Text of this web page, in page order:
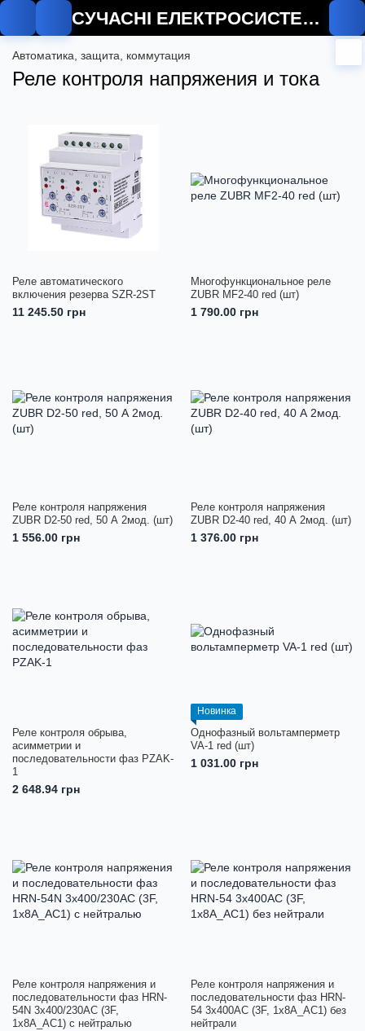
СУЧАСНІ ЕЛЕКТРОСИСТЕМИ
Автоматика, защита, коммутация
Реле контроля напряжения и тока
Реле автоматического
включения резерва SZR-2ST
11 245.50 грн
Многофункциональное реле
ZUBR MF2-40 red (шт)
1 790.00 грн
Реле контроля напряжения
ZUBR D2-50 red, 50 А 2мод. (шт)
1 556.00 грн
Реле контроля напряжения
ZUBR D2-40 red, 40 А 2мод. (шт)
1 376.00 грн
Реле контроля обрыва,
асимметрии и
последовательности фаз PZAK-
1
2 648.94 грн
Новинка
Однофазный вольтамперметр
VA-1 red (шт)
1 031.00 грн
Реле контроля напряжения и
последовательности фаз HRN-
54N 3x400/230AC (3F,
1x8A_AC1) с нейтралью
Реле контроля напряжения и
последовательности фаз HRN-
54 3x400AC (3F, 1x8A_AC1) без
нейтрали